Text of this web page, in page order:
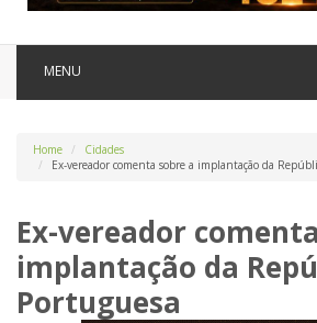
MENU
Home
Cidades
Ex-vereador comenta sobre a implantação da
Ex-vereador
implantação da
Portuguesa